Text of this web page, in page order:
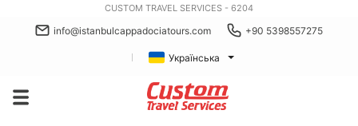
CUSTOM TRAVEL SERVICES - 6204
info@istanbulcappadociatours.com +90 5398557275
Українська